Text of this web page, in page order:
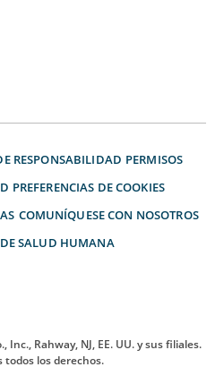
RESPONSABILIDAD PERMISOS
PREFERENCIAS DE COOKIES
COMUNÍQUESE CON NOSOTROS
SALUD HUMANA
Inc., Rahway, NJ, EE. UU. y sus filiales.
todos los derechos.